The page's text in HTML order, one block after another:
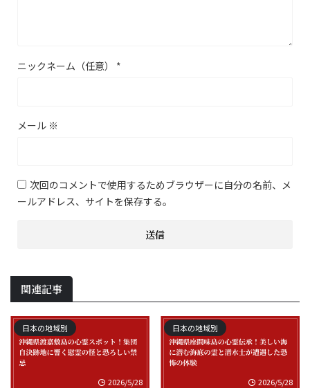
ニックネーム（任意） *
メール ※
次回のコメントで使用するためブラウザーに自分の名前、メ
ールアドレス、サイトを保存する。
関連記事
日本の地域別
2026/5/28
日本の地域別
2026/5/28